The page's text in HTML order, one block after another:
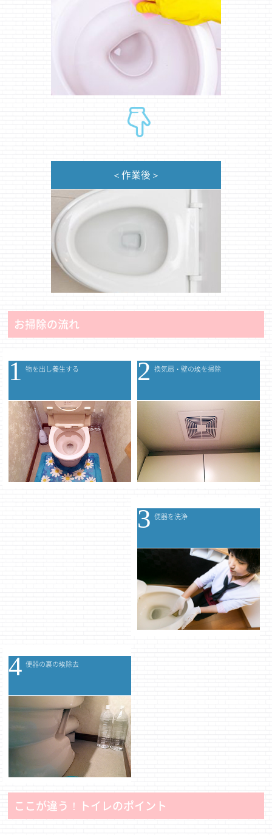
＜作業後＞
お掃除の流れ
1 物を出し養生する 2 換気扇・壁の埃を掃除
3 便器を洗浄
4 便器の裏の埃除去
ここが違う！トイレのポイント